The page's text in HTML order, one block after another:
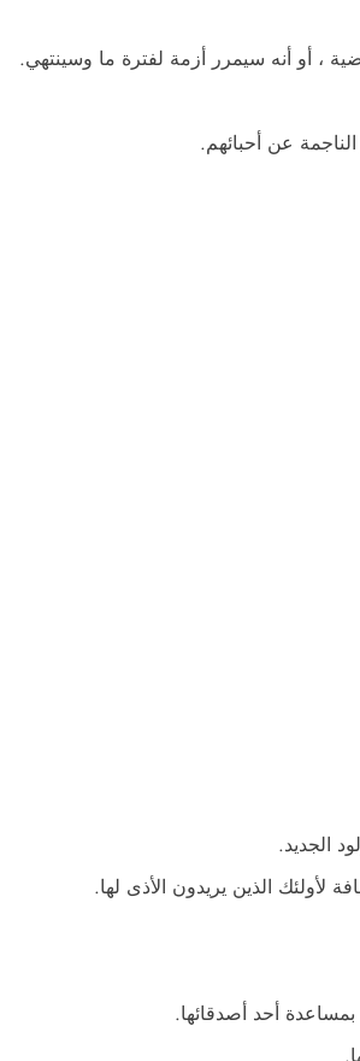
، أو أنه سيمرر أزمة لفترة ما وسينتهي.
عن أحبائهم.
الجديد.
الذين يريدون الأذى لها.
أحد أصدقائها.